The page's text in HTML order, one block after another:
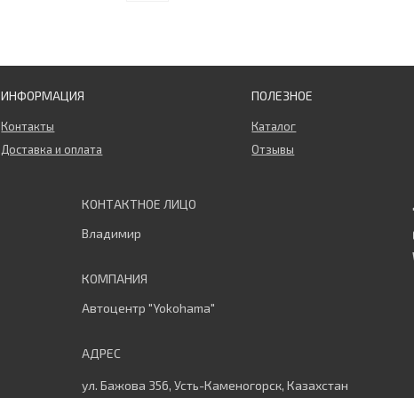
ИНФОРМАЦИЯ
Контакты
Доставка и оплата
ПОЛЕЗНОЕ
Каталог
Отзывы
Владимир
Автоцентр "Yokohama"
ул. Бажова 356, Усть-Каменогорск, Казахстан